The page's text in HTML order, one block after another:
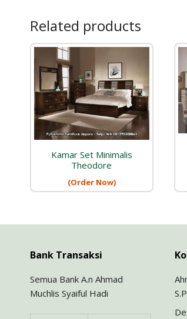
Related products
Kamar Set Minimalis
Theodore
(Order Now)
Bank Transaksi
Semua Bank A.n Ahmad
Muchlis Syaiful Hadi